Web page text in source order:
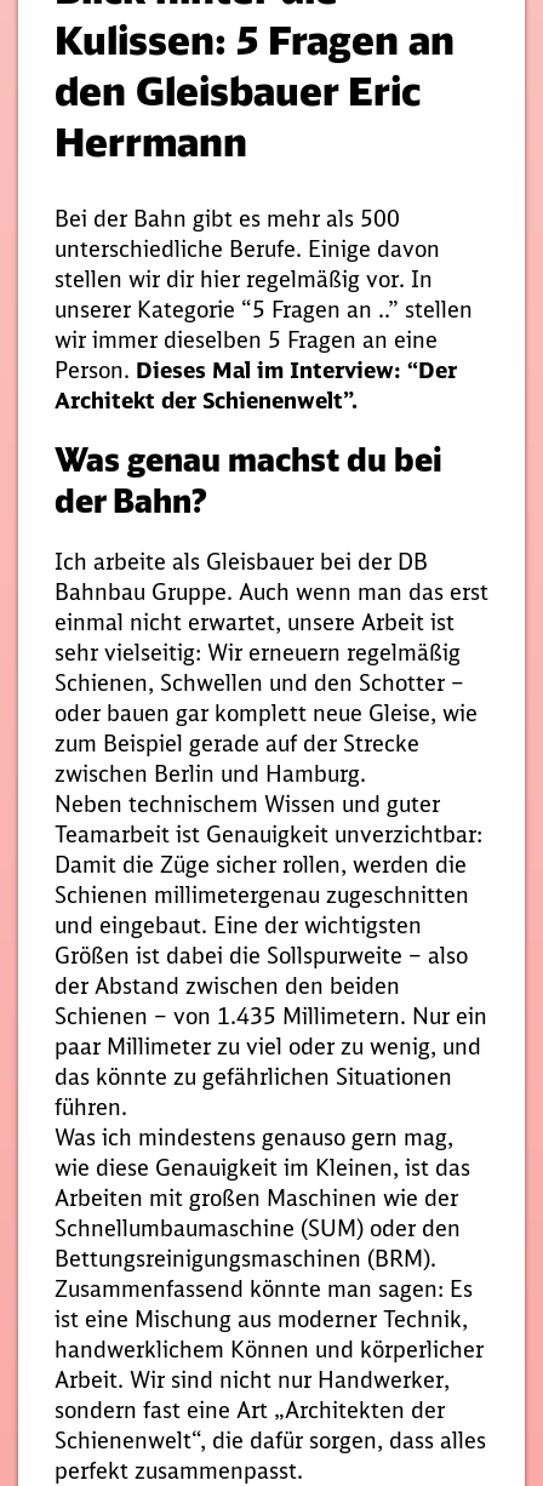
Kulissen: 5 Fragen an
den Gleisbauer Eric
Herrmann
Bei der Bahn gibt es mehr als 500
unterschiedliche Berufe. Einige davon
stellen wir dir hier regelmäßig vor. In
unserer Kategorie “5 Fragen an ..” stellen
wir immer dieselben 5 Fragen an eine
Person. Dieses Mal im Interview: “Der
Architekt der Schienenwelt”.
Was genau machst du bei
der Bahn?
Ich arbeite als Gleisbauer bei der DB
Bahnbau Gruppe. Auch wenn man das erst
einmal nicht erwartet, unsere Arbeit ist
sehr vielseitig: Wir erneuern regelmäßig
Schienen, Schwellen und den Schotter –
oder bauen gar komplett neue Gleise, wie
zum Beispiel gerade auf der Strecke
zwischen Berlin und Hamburg.
Neben technischem Wissen und guter
Teamarbeit ist Genauigkeit unverzichtbar:
Damit die Züge sicher rollen, werden die
Schienen millimetergenau zugeschnitten
und eingebaut. Eine der wichtigsten
Größen ist dabei die Sollspurweite – also
der Abstand zwischen den beiden
Schienen – von 1.435 Millimetern. Nur ein
paar Millimeter zu viel oder zu wenig, und
das könnte zu gefährlichen Situationen
führen.
Was ich mindestens genauso gern mag,
wie diese Genauigkeit im Kleinen, ist das
Arbeiten mit großen Maschinen wie der
Schnellumbaumaschine (SUM) oder den
Bettungsreinigungsmaschinen (BRM).
Zusammenfassend könnte man sagen: Es
ist eine Mischung aus moderner Technik,
handwerklichem Können und körperlicher
Arbeit. Wir sind nicht nur Handwerker,
sondern fast eine Art „Architekten der
Schienenwelt“, die dafür sorgen, dass alles
perfekt zusammenpasst.